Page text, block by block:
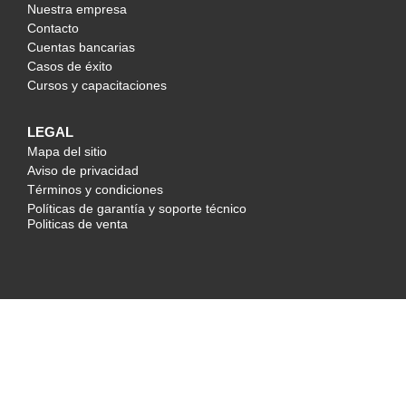
Nuestra empresa
Contacto
Cuentas bancarias
Casos de éxito
Cursos y capacitaciones
LEGAL
Mapa del sitio
Aviso de privacidad
Términos y condiciones
Políticas de garantía y soporte técnico
Politicas de venta